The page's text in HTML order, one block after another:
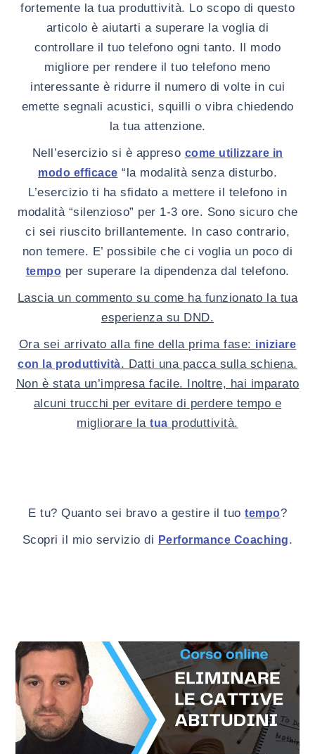
fortemente la tua produttività. Lo scopo di questo
articolo è aiutarti a superare la voglia di
controllare il tuo telefono ogni tanto. Il modo
migliore per rendere il tuo telefono meno
interessante è ridurre il numero di volte in cui
emette segnali acustici, squilli o vibra chiedendo
la tua attenzione.
Nell’esercizio si è appreso come utilizzare in
modo efficace “la modalità senza disturbo.
L’esercizio ti ha sfidato a mettere il telefono in
modalità “silenzioso” per 1-3 ore. Sono sicuro che
ci sei riuscito brillantemente. In caso contrario,
non temere. E’ possibile che ci voglia un poco di
tempo per superare la dipendenza dal telefono.
Lascia un commento su come ha funzionato la tua
esperienza su DND.
Ora sei arrivato alla fine della prima fase: iniziare
con la produttività. Datti una pacca sulla schiena.
Non è stata un’impresa facile. Inoltre, hai imparato
alcuni trucchi per evitare di perdere tempo e
migliorare latua produttività.
E tu? Quanto sei bravo a gestire il tuo tempo?
Scopri il mio servizio di Performance Coaching.